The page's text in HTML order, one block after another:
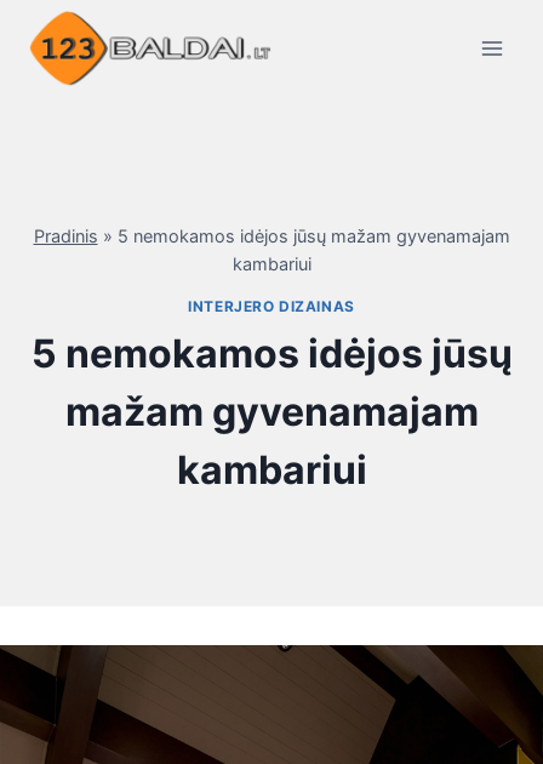
content
Pradinis » 5 nemokamos idėjos jūsų mažam gyvenamajam
kambariui
INTERJERO DIZAINAS
5 nemokamos idėjos jūsų
mažam gyvenamajam
kambariui